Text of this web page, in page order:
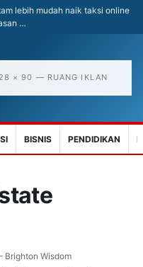
lebih mudah naik taksi online
…
× 90 — RUANG IKLAN
BISNIS PENDIDIKAN
Brighton Wisdom